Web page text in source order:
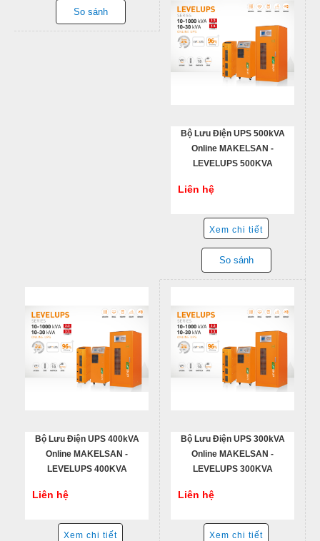
So sánh
Bộ Lưu Điện UPS 500kVA
Online MAKELSAN -
LEVELUPS 500KVA
Liên hệ
Xem chi tiết
So sánh
Bộ Lưu Điện UPS 400kVA
Online MAKELSAN -
LEVELUPS 400KVA
Liên hệ
Xem chi tiết
Bộ Lưu Điện UPS 300kVA
Online MAKELSAN -
LEVELUPS 300KVA
Liên hệ
Xem chi tiết